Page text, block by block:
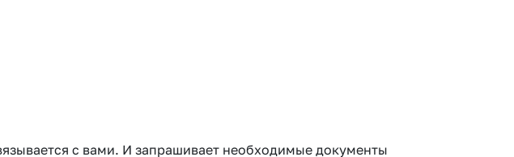
с вами. И запрашивает необходимые документы